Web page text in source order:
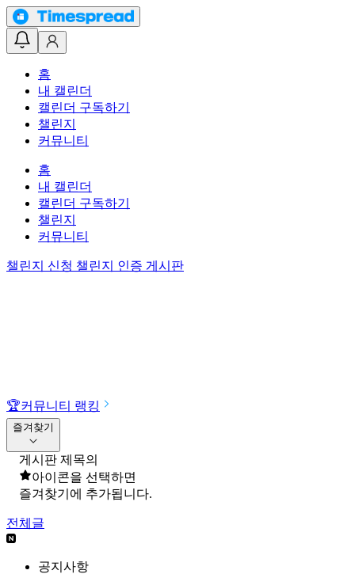
홈
내 캘린더
캘린더 구독하기
챌린지
커뮤니티
홈
내 캘린더
캘린더 구독하기
챌린지
커뮤니티
챌린지 신청 챌린지 인증 게시판
🏆커뮤니티 랭킹
즐겨찾기
게시판 제목의
아이콘을 선택하면
즐겨찾기에 추가됩니다.
전체글
공지사항